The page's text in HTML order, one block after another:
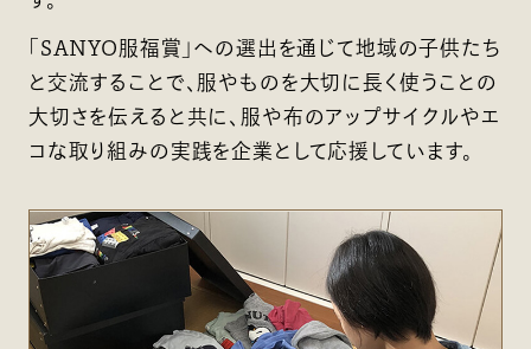
「SANYO服福賞」への選出を通じて地域の子供たち
と交流することで、服やものを大切に長く使うことの
大切さを伝えると共に、服や布のアップサイクルやエ
コな取り組みの実践を企業として応援しています。